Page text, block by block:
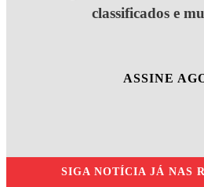
classificados e
ASSINE
SIGA NOTÍCIA JÁ NAS